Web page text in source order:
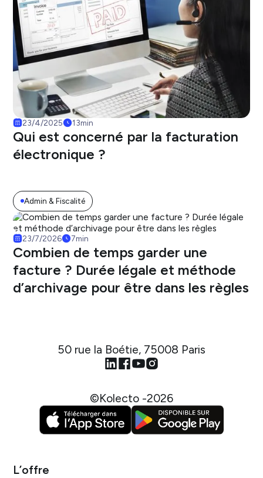
23/4/2025 13min
Qui est concerné par la facturation
électronique ?
Admin & Fiscalité
23/7/2026 7min
Combien de temps garder une
facture ? Durée légale et méthode
d’archivage pour être dans les règles
50 rue la Boétie, 75008 Paris
©Kolecto -2026
L’offre